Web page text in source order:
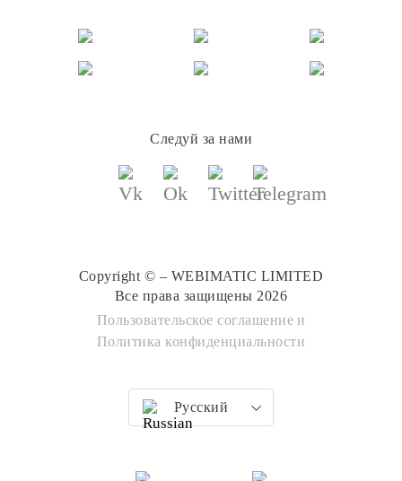
Следуй за нами
Copyright © – WEBIMATIC LIMITED
Все права защищены 2026
Пользовательское соглашение и
Политика конфиденциальности
Русский